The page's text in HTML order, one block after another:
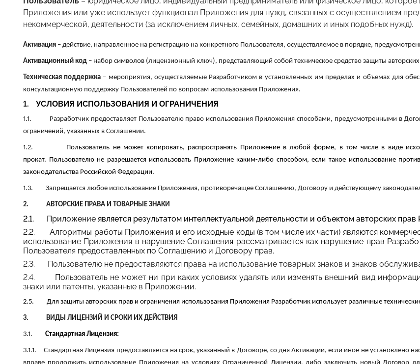
Приложения или уже использует функционал Приложения для нужд, связанных с осуществлением
некоммерческой, деятельности (за исключением личных, семейных, домашних и иных подобных нужд).
Активация – действие, направленное на регистрацию на конкретного Пользователя, осуществляемое в порядке,
Активационный код – набор символов (лицензионный ключ), представляющий собой техническое средство защиты
Техническая поддержка – мероприятия, осуществляемые Разработчиком в установленных им пределах и объемах для
консультационную поддержку Пользователей по вопросам использования Приложения.
1. УСЛОВИЯ ИСПОЛЬЗОВАНИЯ И ОГРАНИЧЕНИЯ
1.1.
Разработчик предоставляет Пользователю право использования Приложения способами, предусмотренными в
ограничений, указанных в Соглашении.
1.2.
Пользователь не может копировать, распространять Приложение в любой форме, в том числе в виде
прокат. Пользователю не разрешается использовать Приложение каким-либо способом, если такое использование
законодательства Российской Федерации.
1.3. Запрещается любое использование Приложения, противоречащее Соглашению, Договору и действующему
2. АВТОРСКИЕ ПРАВА И ТОВАРНЫЕ ЗНАКИ
2.1. Приложение является результатом интеллектуальной деятельности и объектом авторских прав
2.2.
Алгоритмы работы Приложения и его исходные коды (в том числе их части) являются
использование Приложения в нарушение Соглашения рассматривается как нарушение прав
Пользователя предоставленных по Соглашению и Договору прав.
2.3.
Пользователю не предоставляются права на использование товарных знаков и знаков
2.4.
Пользователь не может ни при каких условиях удалять или изменять внешний вид
знаки или патенты, указанные в Приложении.
2.5. Для защиты авторских прав и ограничения использования Приложения Разработчик использует различные
3. ВИДЫ ЛИЦЕНЗИЙ И СРОКИ ИХ ДЕЙСТВИЯ
3.1. Стандартная Лицензия:
3.1.1. Стандартная Лицензия предоставляется на срок, указанный в Договоре, со дня Активации, если иное не установлено